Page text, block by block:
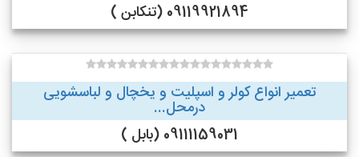
09119921894 (تنکابن )
تعمیر انواع کولر و اسپلیت و یخچال و لباسشویی
درمحل...
09111159031 (بابل )